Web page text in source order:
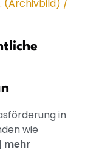
in
wie
| mehr